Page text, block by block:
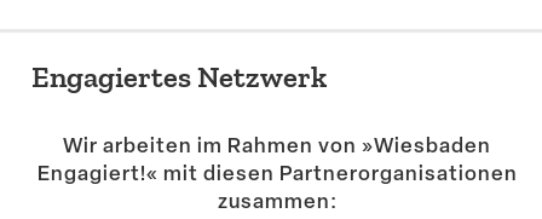
Engagiertes Netzwerk
Wir arbeiten im Rahmen von »Wiesbaden
Engagiert!« mit diesen Partner­or­ga­ni­sa­tionen
zusammen: